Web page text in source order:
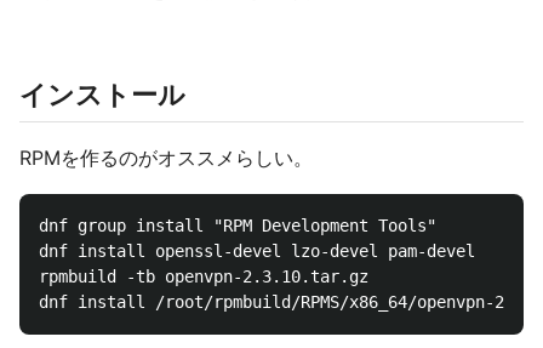
インストール
RPMを作るのがオススメらしい。
dnf group install "RPM Development Tools"
dnf install openssl-devel lzo-devel pam-devel
rpmbuild -tb openvpn-2.3.10.tar.gz